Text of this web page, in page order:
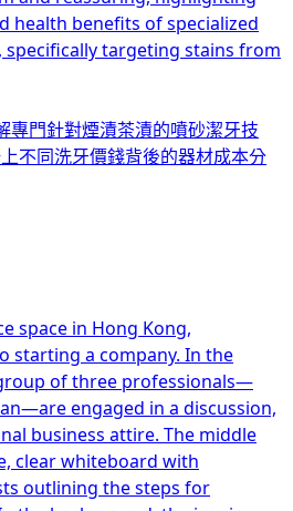
專門針對煙漬茶漬的噴砂潔牙技
不同洗牙價錢背後的器材成本分